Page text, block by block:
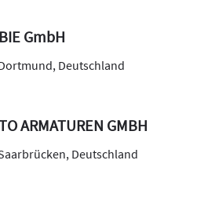
GmbH
,Deutschland
ARMATUREN GMBH
,Deutschland